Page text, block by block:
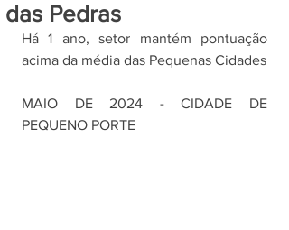
das Pedras
Há 1 ano, setor mantém pontuação
acima da média das Pequenas Cidades
MAIO DE 2024 - CIDADE DE
PEQUENO PORTE